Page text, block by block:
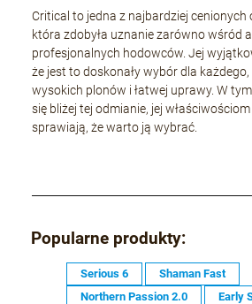
Critical to jedna z najbardziej cenionych
która zdobyła uznanie zarówno wśród
profesjonalnych hodowców. Jej
że jest to doskonały wybór dla
wysokich plonów i łatwej uprawy. W
się bliżej tej odmianie, jej
sprawiają, że warto ją wybrać.
Popularne produkty:
Serious 6
Shaman Fast
Northern Passion 2.0
Early